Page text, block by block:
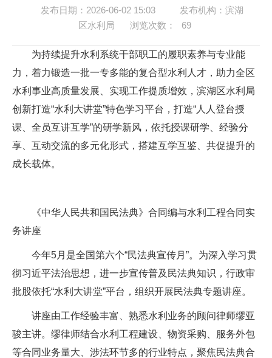
发布日期：2026-06-02 15:03
发布机构：滨湖
区水利局
浏览次数： 69
为持续提升水利系统干部职工的履职素养与专业能
力，着力锻造一批一专多能的复合型水利人才，助力全区
水利事业高质量发展、实现工作提质增效，滨湖区水利局
创新打造“水利大讲堂”特色学习平台，打造“人人登台授
课、全员互讲互学”的研学新风，依托授课研学、经验分
享、互动交流的多元化形式，搭建互学互鉴、共促提升的
成长载体。
《中华人民共和国民法典》合同编与水利工程合同实
务讲座
今年5月是全国第六个“民法典宣传月”。为深入学习贯
彻习近平法治思想，进一步宣传普及民法典知识，行政审
批股依托“水利大讲堂”平台，组织开展民法典专题讲座。
讲座由工作经验丰富、熟悉水利业务的顾问律师缪亚
骏主讲。缪律师结合水利工程建设、物资采购、服务外包
等合同业务量大、涉法环节多的行业特点，聚焦民法典合